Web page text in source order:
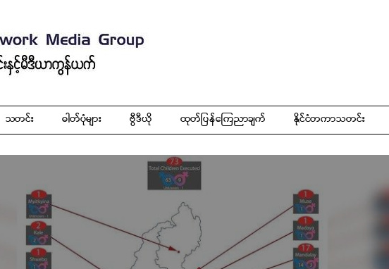
သတင်း ဓါတ်ပုံများ ဗွီဒီယို ထုတ်ပြန်ကြေညာချက် နိုင်ငံတကာသတင်း